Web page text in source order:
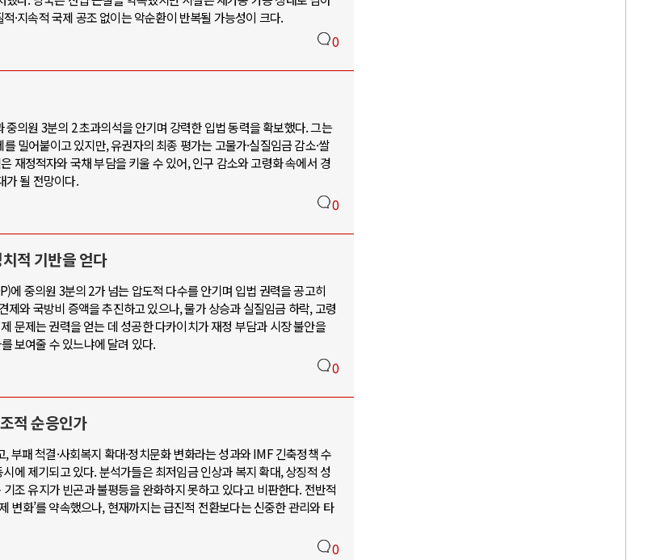
·지속적 국제 공조 없이는 악순환이 반복될 가능성이 크다.
0
의원 3분의 2 초과의석을 안기며 강력한 입법 동력을 확보했다. 그는
밀어붙이고 있지만, 유권자의 최종 평가는 고물가·실질임금 감소·쌀
재정적자와 국채 부담을 키울 수 있어, 인구 감소와 고령화 속에서 경
가 될 전망이다.
0
적 기반을 얻다
중의원 3분의 2가 넘는 압도적 다수를 안기며 입법 권력을 공고히
와 국방비 증액을 추진하고 있으나, 물가 상승과 실질임금 하락, 고령
문제는 권력을 얻는 데 성공한 다카이치가 재정 부담과 시장 불안을
보여줄 수 있느냐에 달려 있다.
0
적 순응인가
패 척결·사회복지 확대·정치문화 변화라는 성과와 IMF 긴축정책 수
에 제기되고 있다. 분석가들은 최저임금 인상과 복지 확대, 상징적 성
조 유지가 빈곤과 불평등을 완화하지 못하고 있다고 비판한다. 전반적
변화’를 약속했으나, 현재까지는 급진적 전환보다는 신중한 관리와 타
0